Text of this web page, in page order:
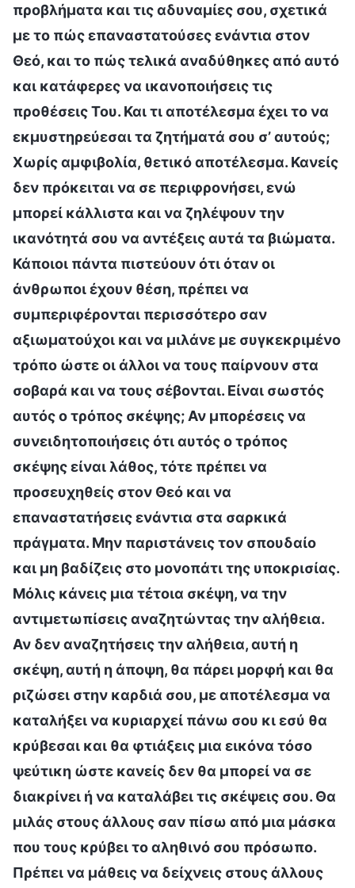
προβλήματα και τις αδυναμίες σου, σχετικά
με το πώς επαναστατούσες ενάντια στον
Θεό, και το πώς τελικά αναδύθηκες από αυτό
και κατάφερες να ικανοποιήσεις τις
προθέσεις Του. Και τι αποτέλεσμα έχει το να
εκμυστηρεύεσαι τα ζητήματά σου σ’ αυτούς;
Χωρίς αμφιβολία, θετικό αποτέλεσμα. Κανείς
δεν πρόκειται να σε περιφρονήσει, ενώ
μπορεί κάλλιστα και να ζηλέψουν την
ικανότητά σου να αντέξεις αυτά τα βιώματα.
Κάποιοι πάντα πιστεύουν ότι όταν οι
άνθρωποι έχουν θέση, πρέπει να
συμπεριφέρονται περισσότερο σαν
αξιωματούχοι και να μιλάνε με συγκεκριμένο
τρόπο ώστε οι άλλοι να τους παίρνουν στα
σοβαρά και να τους σέβονται. Είναι σωστός
αυτός ο τρόπος σκέψης; Αν μπορέσεις να
συνειδητοποιήσεις ότι αυτός ο τρόπος
σκέψης είναι λάθος, τότε πρέπει να
προσευχηθείς στον Θεό και να
επαναστατήσεις ενάντια στα σαρκικά
πράγματα. Μην παριστάνεις τον σπουδαίο
και μη βαδίζεις στο μονοπάτι της υποκρισίας.
Μόλις κάνεις μια τέτοια σκέψη, να την
αντιμετωπίσεις αναζητώντας την αλήθεια.
Αν δεν αναζητήσεις την αλήθεια, αυτή η
σκέψη, αυτή η άποψη, θα πάρει μορφή και θα
ριζώσει στην καρδιά σου, με αποτέλεσμα να
καταλήξει να κυριαρχεί πάνω σου κι εσύ θα
κρύβεσαι και θα φτιάξεις μια εικόνα τόσο
ψεύτικη ώστε κανείς δεν θα μπορεί να σε
διακρίνει ή να καταλάβει τις σκέψεις σου. Θα
μιλάς στους άλλους σαν πίσω από μια μάσκα
που τους κρύβει το αληθινό σου πρόσωπο.
Πρέπει να μάθεις να δείχνεις στους άλλους